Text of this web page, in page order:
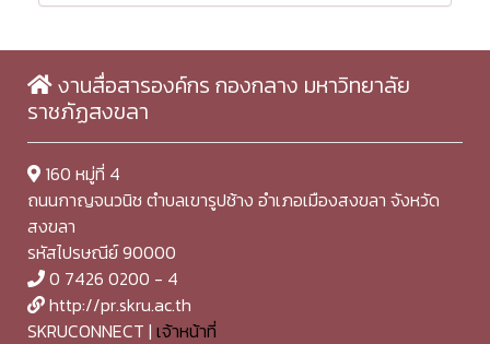
งานสื่อสารองค์กร กองกลาง มหาวิทยาลัย
ราชภัฏสงขลา
160 หมู่ที่ 4
ถนนกาญจนวนิช ตำบลเขารูปช้าง อำเภอเมืองสงขลา จังหวัด
สงขลา
รหัสไปรษณีย์ 90000
0 7426 0200 - 4
http://pr.skru.ac.th
SKRUCONNECT | เจ้าหน้าที่